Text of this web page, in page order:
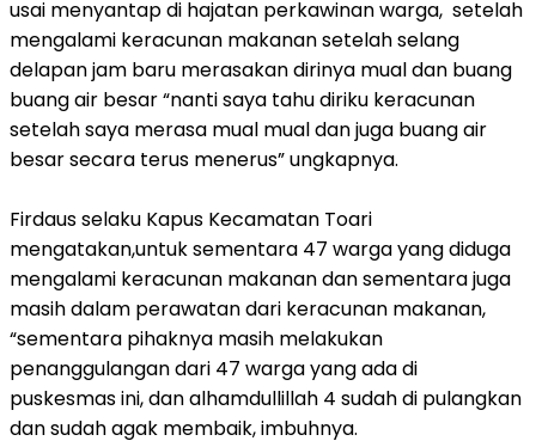
usai menyantap di hajatan perkawinan warga, setelah
mengalami keracunan makanan setelah selang
delapan jam baru merasakan dirinya mual dan buang
buang air besar “nanti saya tahu diriku keracunan
setelah saya merasa mual mual dan juga buang air
besar secara terus menerus” ungkapnya.
Firdaus selaku Kapus Kecamatan Toari
mengatakan,untuk sementara 47 warga yang diduga
mengalami keracunan makanan dan sementara juga
masih dalam perawatan dari keracunan makanan,
“sementara pihaknya masih melakukan
penanggulangan dari 47 warga yang ada di
puskesmas ini, dan alhamdullillah 4 sudah di pulangkan
dan sudah agak membaik, imbuhnya.